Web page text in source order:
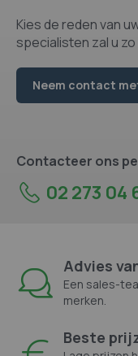
Kies de reden van
specialisten zal u
Neem contact
Contacteer ons
02 273 04
Advies
Een sales-
merken.
Beste